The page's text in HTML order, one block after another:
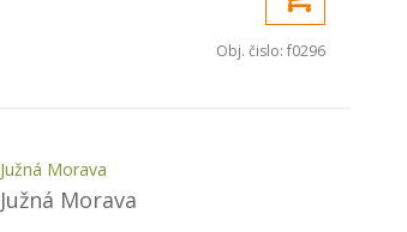
Obj. čislo: f0296
Južná Morava
Južná Morava